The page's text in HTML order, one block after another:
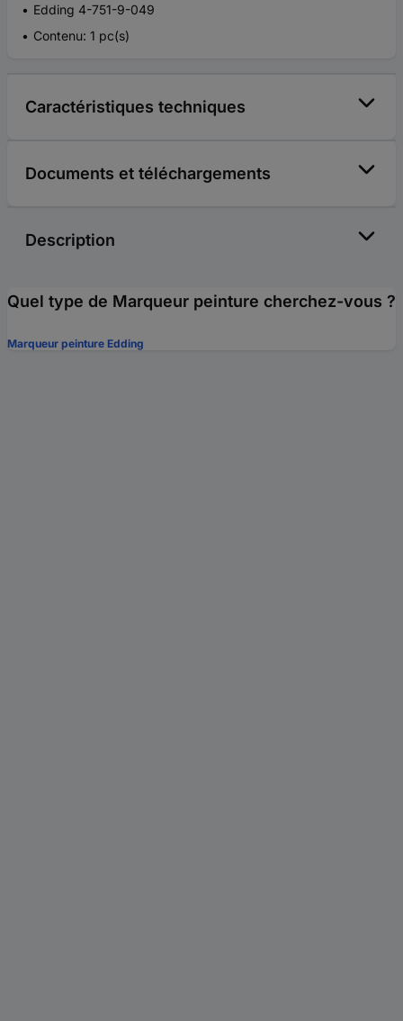
Edding 4-751-9-049
Contenu: 1 pc(s)
Caractéristiques techniques
Documents et téléchargements
Description
Quel type de Marqueur peinture cherchez-vous ?
Marqueur peinture Edding